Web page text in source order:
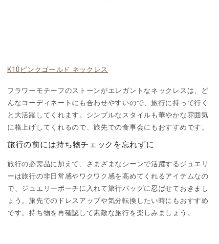
K10ピンクゴールド ネックレス
フラワーモチーフのストーンがエレガントなネックレスは、ど
んなコーディネートにも合わせやすいので、旅行に持って行く
と大活躍してくれます。シンプルなスタイルも華やかな雰囲気
に格上げしてくれるので、旅先での食事会にもおすすめです。
旅行の前には持ち物チェックを忘れずに
旅行の必需品に加えて、さまざまなシーンで活躍するジュエリ
ーは旅行の非日常感やワクワク感を高めてくれるアイテムなの
で、ジュエリーポーチに入れて旅行バッグに忍ばせておきまし
ょう。旅先でのドレスアップや気分転換したい時にもおすすめ
です。持ち物を再確認して素敵な旅行を楽しみましょう。